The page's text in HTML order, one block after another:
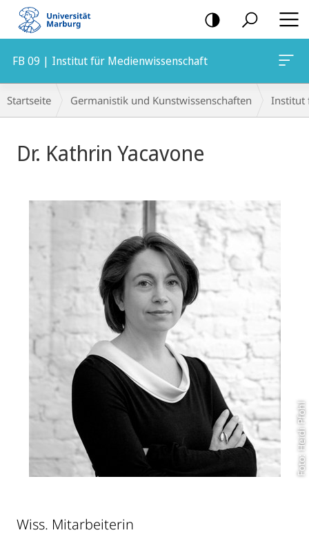
Mobile-
Navigation
FB 09 | Institut für Medienwissenschaft
Breadcrumb-
Navigation
Startseite Germanistik und Kunstwissenschaften Institut
Dr. Kathrin Yacavone
Foto: Heidi Pfohl
Wiss. Mitarbeiterin